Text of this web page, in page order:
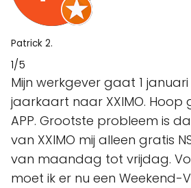
Patrick 2.
1/5
Mijn werkgever gaat 1
jaarkaart naar XXIMO. Hoop
APP. Grootste probleem is
van XXIMO mij alleen gratis
van maandag tot vrijdag.
moet ik er nu een Weekend-